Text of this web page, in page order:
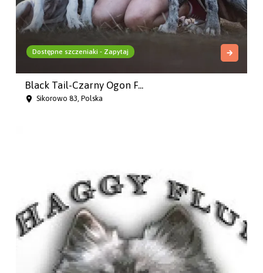
Dostępne szczeniaki - Zapytaj
Black Tail-Czarny Ogon F...
Sikorowo 83, Polska